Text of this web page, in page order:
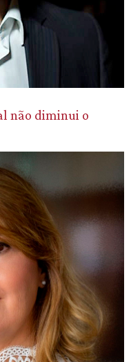
não diminui o